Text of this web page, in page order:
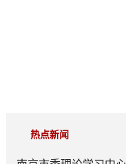
热点新闻